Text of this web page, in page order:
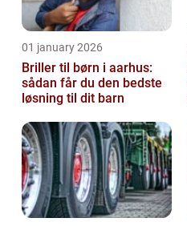
01 january 2026
Briller til børn i aarhus:
sådan får du den bedste
løsning til dit barn